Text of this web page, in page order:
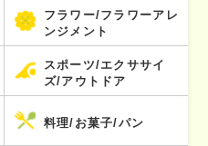
フラワー/フラワーアレ
ンジメント
スポーツ/エクササイ
ズ/アウトドア
料理/お菓子/パン